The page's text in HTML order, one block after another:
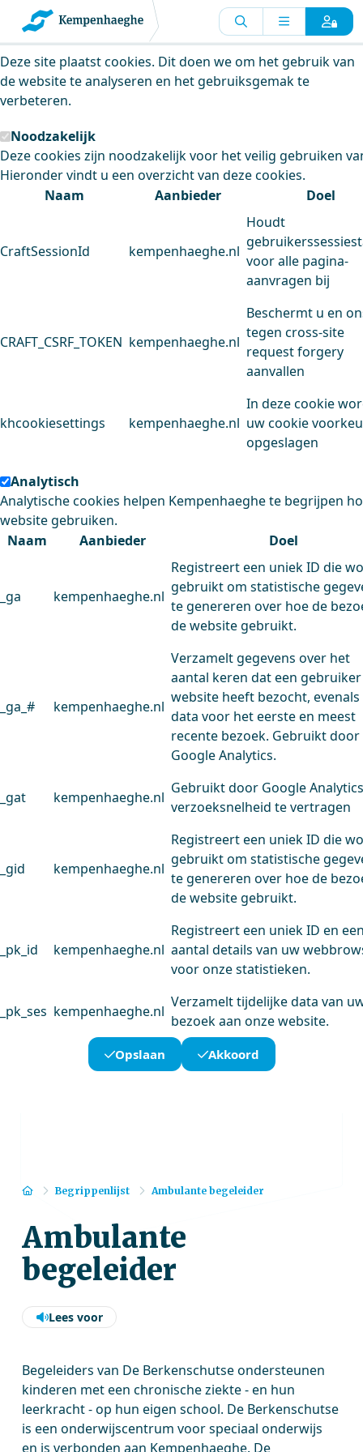
Kempenhaeghe maakt gebruik van
cookies
Deze site plaatst cookies. Dit doen we om het gebruik van
de website te analyseren en het gebruiksgemak te
verbeteren.
Noodzakelijk
Deze cookies zijn noodzakelijk voor het veilig gebruiken
Hieronder vindt u een overzicht van deze cookies.
Naam
Aanbieder Doel
CraftSessionId kempenhaeghe.nl
Houdt
voor alle pagina-
aanvragen bij
CRAFT_CSRF_TOKEN kempenhaeghe.nl
Beschermt u en
tegen cross-site
request forgery
aanvallen
khcookiesettings kempenhaeghe.nl
In deze cookie
uw cookie
opgeslagen
Analytisch
Analytische cookies helpen Kempenhaeghe te begrijpen
website gebruiken.
Naam
Aanbieder Doel
_ga kempenhaeghe.nl
Registreert een uniek ID die
gebruikt om statistische
te genereren over hoe de
de website gebruikt.
_ga_# kempenhaeghe.nl
Verzamelt gegevens over het
aantal keren dat een
website heeft bezocht, evenals
data voor het eerste en meest
recente bezoek. Gebruikt door
Google Analytics.
_gat kempenhaeghe.nl
Gebruikt door Google
verzoeksnelheid te vertragen
_gid kempenhaeghe.nl
Registreert een uniek ID die
gebruikt om statistische
te genereren over hoe de
de website gebruikt.
_pk_id kempenhaeghe.nl
Registreert een uniek ID en
aantal details van uw
voor onze statistieken.
_pk_ses kempenhaeghe.nl
Verzamelt tijdelijke data van
bezoek aan onze website.
Opslaan Akkoord
HomeBegrippenlijst Ambulante begeleider
Ambulante
begeleider
Lees voor
Begeleiders van De Berkenschutse ondersteunen
kinderen met een chronische ziekte - en hun
leerkracht - op hun eigen school. De Berkenschutse
is een onderwijscentrum voor speciaal onderwijs
en is verbonden aan Kempenhaeghe. De